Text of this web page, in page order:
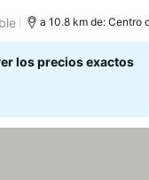
a 10.8 km de: Centro
los precios exactos